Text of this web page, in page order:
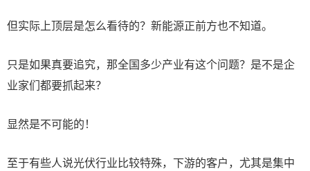
但实际上顶层是怎么看待的？新能源正前方也不知道。
只是如果真要追究，那全国多少产业有这个问题？是不是企
业家们都要抓起来？
显然是不可能的！
至于有些人说光伏行业比较特殊，下游的客户，尤其是集中